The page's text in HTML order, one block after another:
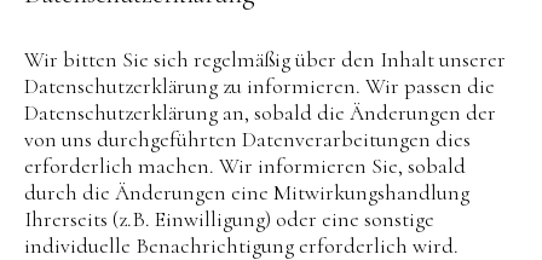
Wir bitten Sie sich regelmäßig über den Inhalt unserer
Datenschutzerklärung zu informieren. Wir passen die
Datenschutzerklärung an, sobald die Änderungen der
von uns durchgeführten Datenverarbeitungen dies
erforderlich machen. Wir informieren Sie, sobald
durch die Änderungen eine Mitwirkungshandlung
Ihrerseits (z.B. Einwilligung) oder eine sonstige
individuelle Benachrichtigung erforderlich wird.